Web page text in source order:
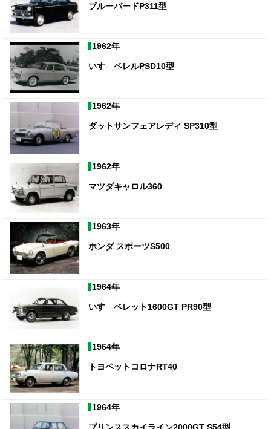
ブルーバードP311型
1962年
いすゞベレルPSD10型
1962年
ダットサンフェアレディ SP310型
1962年
マツダキャロル360
1963年
ホンダ スポーツS500
1964年
いすゞベレット1600GT PR90型
1964年
トヨペットコロナRT40
1964年
プリンススカイライン2000GT S54型